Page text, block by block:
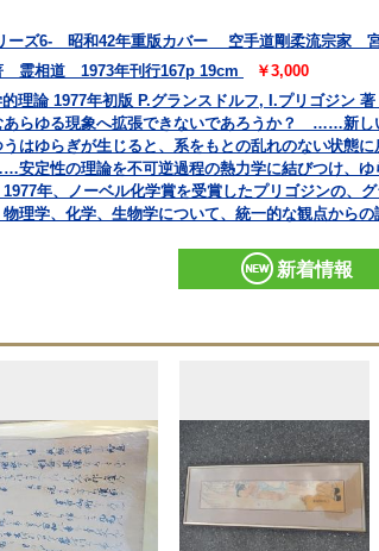
ーズ6- 昭和42年重版カバー 空手道剛柔流宗家
霊相道 1973年刊行167p 19cm
￥3,000
理論 1977年初版 P.グランスドルフ, I.プリゴジン
あらゆる現象へ拡張できないであろうか？ ……新し
はゆらぎが生じると、系をもとの乱れのない状態
安定性の理論を不可逆過程の熱力学に結びつけ、
年、ノーベル化学賞を受賞したプリゴジンの、
理学、化学、生物学について、統一的な観点からの
新着情報